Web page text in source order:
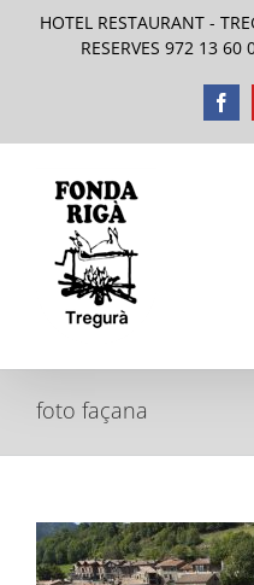
HOTEL RESTAURANT -
RESERVES 972 13 60
foto façana